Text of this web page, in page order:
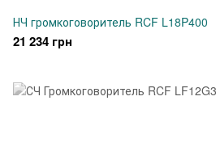
НЧ громкоговоритель RCF L18P400
21 234 грн